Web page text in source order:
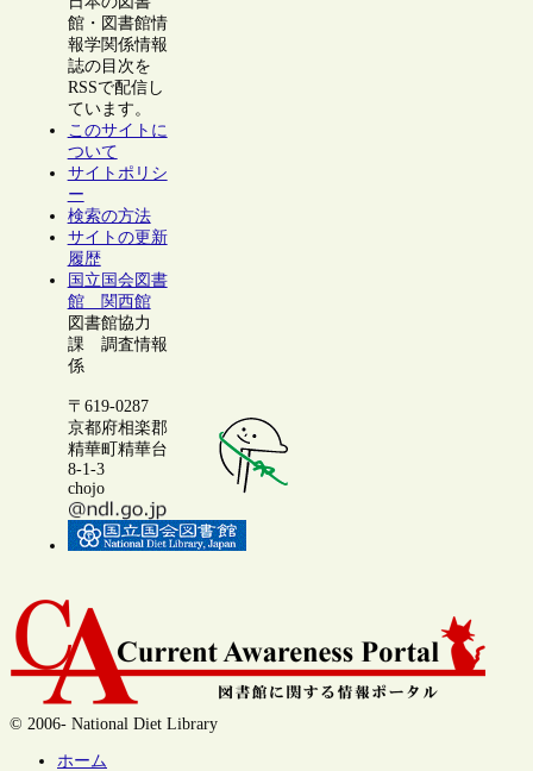
館・図書館情
報学関係情報
誌の目次を
RSSで配信し
ています。
このサイトに
ついて
サイトポリシ
ー
検索の方法
サイトの更新
履歴
国立国会図書
館 関西館
図書館協力
課 調査情報
係
〒619-0287
京都府相楽郡
精華町精華台
8-1-3
chojo
© 2006- National Diet Library
ホーム